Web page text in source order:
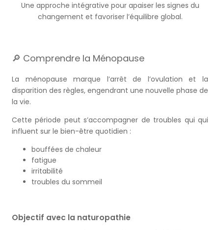
Une approche intégrative pour apaiser les signes du
changement et favoriser l’équilibre global.
🔎 Comprendre la Ménopause
La ménopause marque l’arrêt de l’ovulation et la
disparition des règles, engendrant une nouvelle phase de
la vie.
Cette période peut s’accompagner de troubles qui qui
influent sur le bien-être quotidien :
bouffées de chaleur
fatigue
irritabilité
troubles du sommeil
Objectif avec la naturopathie